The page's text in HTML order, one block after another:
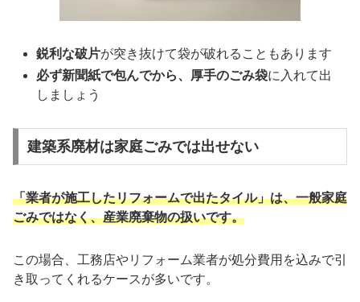
鋭利な破片が突き抜けて袋が破れることもあります
必ず新聞紙で包んでから、厚手のごみ袋に入れて出
しましょう
建築系廃材は家庭ごみでは出せない
「業者が施工したリフォームで出たタイル」は、一般家庭
ごみではなく、産業廃棄物の扱いです。
この場合、工務店やリフォーム業者が処分費用を込みで引
き取ってくれるケースが多いです。